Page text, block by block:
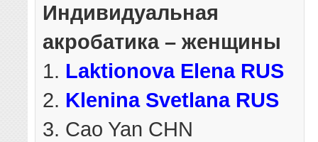
Индивидуальная
акробатика – женщины
1. Laktionova Elena RUS
2. Klenina Svetlana RUS
3. Cao Yan CHN